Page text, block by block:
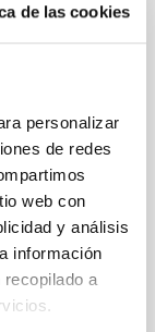
de las cookies
personalizar
de redes
web con
y análisis
información
a
In a press
the
activity of
Raquel
Elena